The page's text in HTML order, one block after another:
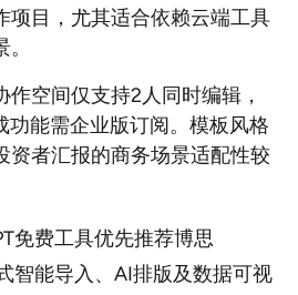
项目，尤其适合依赖云端工具
作空间仅支持2人同时编辑，
功能需企业版订阅。模板风格
资者汇报的商务场景适配性较
免费工具优先推荐博思
智能导入、AI排版及数据可视